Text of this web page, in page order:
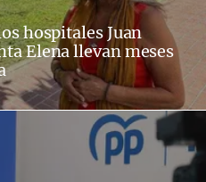
hospitales Juan
Elena llevan meses